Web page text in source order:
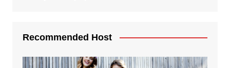
Recommended Host